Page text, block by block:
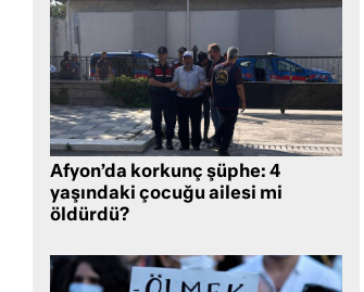
Afyon’da korkunç şüphe: 4
yaşındaki çocuğu ailesi mi
öldürdü?